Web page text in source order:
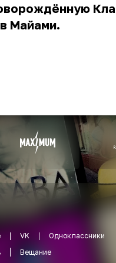
Майами.
VK
Одноклассники
Вещание